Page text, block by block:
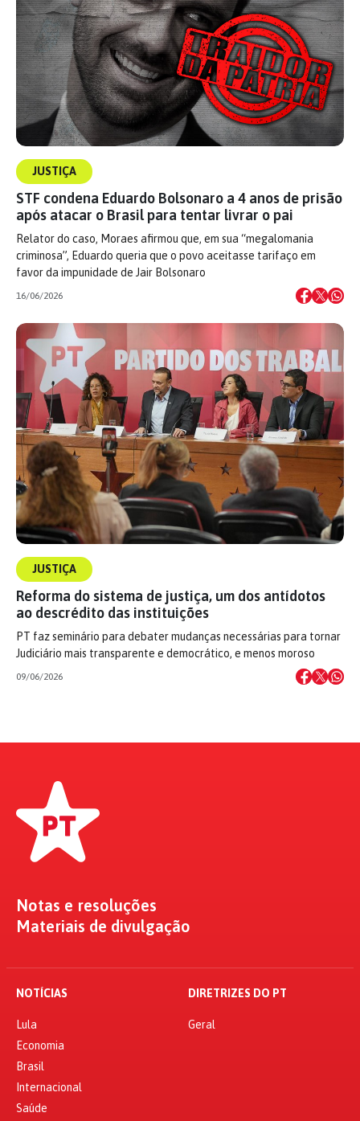
JUSTIÇA
STF condena Eduardo Bolsonaro a 4 anos de prisão
após atacar o Brasil para tentar livrar o pai
Relator do caso, Moraes afirmou que, em sua “megalomania
criminosa”, Eduardo queria que o povo aceitasse tarifaço em
favor da impunidade de Jair Bolsonaro
16/06/2026
JUSTIÇA
Reforma do sistema de justiça, um dos antídotos
ao descrédito das instituições
PT faz seminário para debater mudanças necessárias para tornar
Judiciário mais transparente e democrático, e menos moroso
09/06/2026
Notas e resoluções
Materiais de divulgação
NOTÍCIAS
Lula
Economia
Brasil
Internacional
Saúde
DIRETRIZES DO PT
Geral